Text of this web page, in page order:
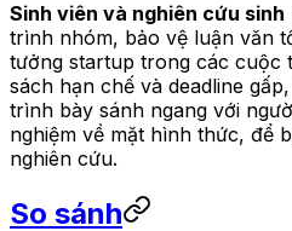
Sinh viên và nghiên cứu sinh
trình nhóm, bảo vệ luận văn
tưởng startup trong các cuộc
sách hạn chế và deadline
trình bày sánh ngang với
nghiệm về mặt hình thức, để
nghiên cứu.
So sánh